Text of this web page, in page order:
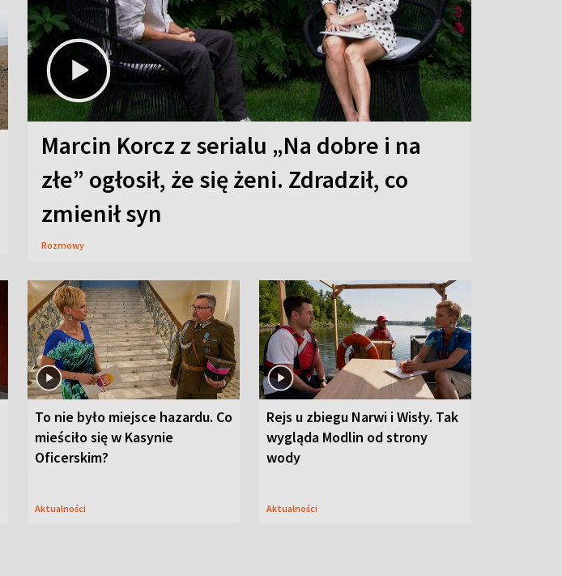
Marcin Korcz z serialu „Na dobre i na
złe” ogłosił, że się żeni. Zdradził, co
zmienił syn
Rozmowy
To nie było miejsce hazardu. Co
mieściło się w Kasynie
Oficerskim?
Aktualności
Rejs u zbiegu Narwi i Wisły. Tak
wygląda Modlin od strony
wody
Aktualności